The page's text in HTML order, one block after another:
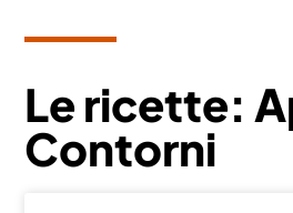
Le ricette:
Contorni